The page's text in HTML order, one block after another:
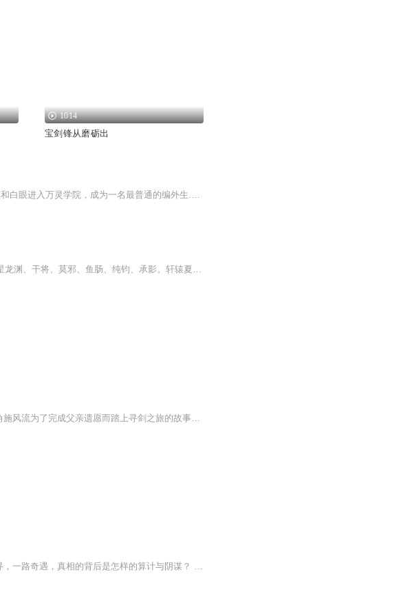
1014
宝剑锋从磨砺出
剑锋所指，天下无敌！一个觉醒失败，脉毁功废的少年，忍受着嘲笑和白眼进入万灵学院，成为一名最普通的编外生.机缘巧合下，灵脉重生。厚积薄发的他，一步步名扬学院，声动北域，持剑纵横龙灵大陆。“少爷，起床了，宋骞少爷已经到了，今天可是你的大日子呢...
十大著名宝剑是指轩辕（轩辕夏禹）、湛泸、赤霄、泰阿、七星龙渊、干将、莫邪、鱼肠、纯钧、承影。轩辕夏禹——圣道之剑湛卢————仁道之剑赤霄————帝道之剑泰阿————威道之剑七星龙渊——诚信高洁之剑（龙泉）干将、镆铘—挚情之剑...
青剑派的生死存亡 悬于二次寻剑之旅，能否找到仅在一念之间。主角施风流为了完成父亲遗愿而踏上寻剑之旅的故事。施风流为寻父亲死因，孤身一人踏入了未知的江湖。是谁为他挡去了暗剑，又是谁为他不顾生死，在面对众多美女倾心以待时，他有还如何抉择。在兄...
万物有心，文字有灵，世界之后的世界隐藏着怎样的秘密？ 一路追寻，一路奇遇，真相的背后是怎样的算计与阴谋？ “凡我族后裔，得见字灵，必善待之。” “我与他们交往只是为了开心快乐，利用这种事做不到，也对权力追逐没兴趣。” “小朔……”他惨然回望，“那个幸福结局，我……给不了了……” 我终于不可抑制的大哭起来。 时光恍若回到了几百年前的那个午后，染成浅棕色头发的女孩莞尔一笑—— “我叫夏小言，小巧的小，语言的言。” 《地界传说之玄冥传说》敬请期待